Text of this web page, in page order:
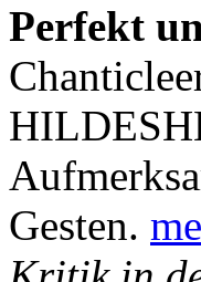
Perfekt
Gesten.